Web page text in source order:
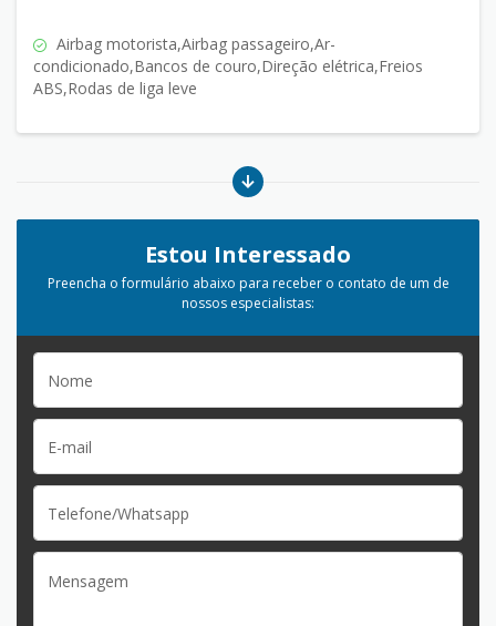
Airbag motorista,Airbag passageiro,Ar-
condicionado,Bancos de couro,Direção elétrica,Freios
ABS,Rodas de liga leve
Estou Interessado
Preencha o formulário abaixo para receber o contato de um de
nossos especialistas: